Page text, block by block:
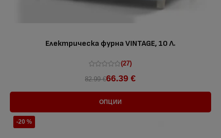
Електрическа фурна VINTAGE, 10 Л.
(27)
82.99 €66.39 €
ОПЦИИ
-20 %